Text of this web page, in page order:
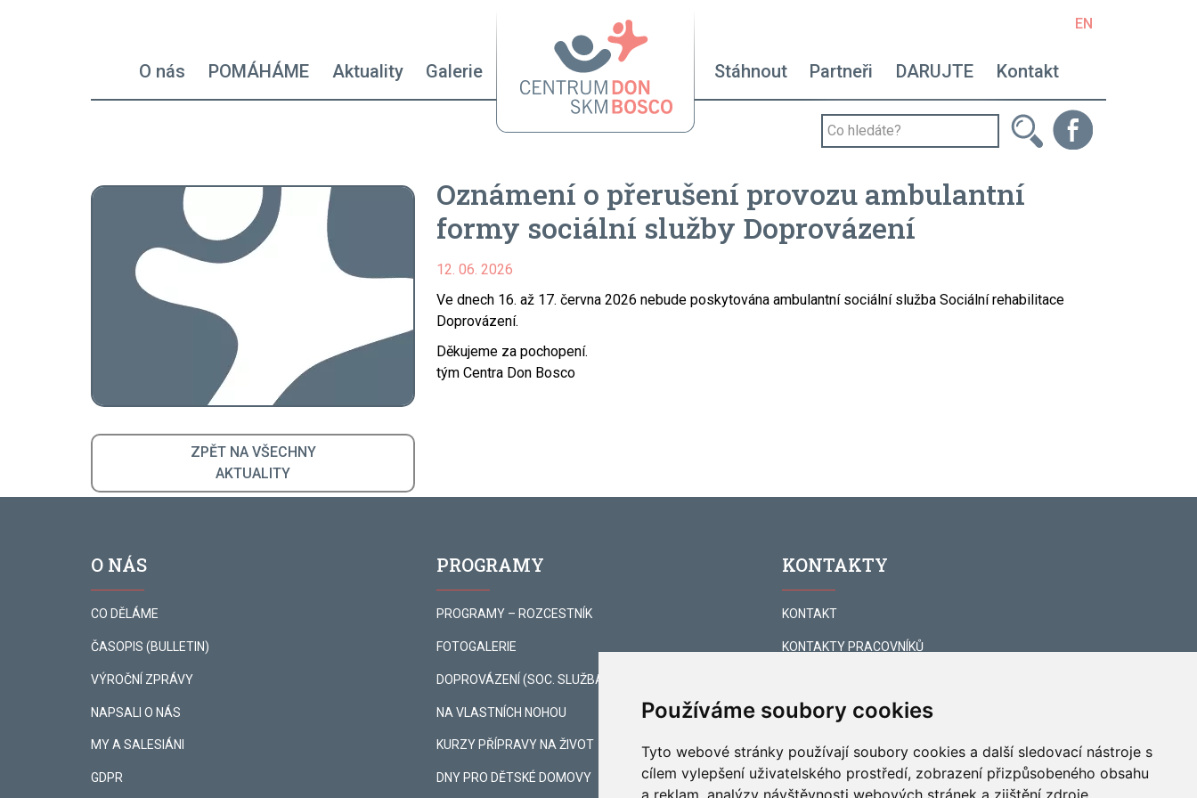
Používáme soubory cookies
Tyto webové stránky používají soubory cookies a další sledovací nástroje s
cílem vylepšení uživatelského prostředí, zobrazení přizpůsobeného obsahu
a reklam, analýzy návštěvnosti webových stránek a zjištění zdroje
Hlavní navigace - left
O nás POMÁHÁME Aktuality Galerie Hlavní navigace - right
Stáhnout Partneři DARUJTE Kontakt
EN
ZPĚT NA VŠECHNY
AKTUALITY
Oznámení o přerušení provozu ambulantní
formy sociální služby Doprovázení
12. 06. 2026
Ve dnech 16. až 17. června 2026 nebude poskytována ambulantní sociální služba Sociální rehabilitace
Doprovázení.
Děkujeme za pochopení.
tým Centra Don Bosco
O NÁS
CO DĚLÁME
ČASOPIS (BULLETIN)
VÝROČNÍ ZPRÁVY
NAPSALI O NÁS
MY A SALESIÁNI
GDPR
PROGRAMY
PROGRAMY – ROZCESTNÍK
FOTOGALERIE
DOPROVÁZENÍ (SOC. SLUŽBA)
NA VLASTNÍCH NOHOU
KURZY PŘÍPRAVY NA ŽIVOT
DNY PRO DĚTSKÉ DOMOVY
KONTAKTY
KONTAKT
KONTAKTY PRACOVNÍKŮ
PODPORUJÍ NÁS
KE STAŽENÍ
ZAPOJTE SE